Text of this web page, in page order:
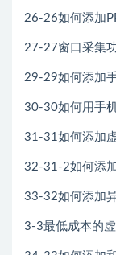
26-26如何添加
27-27窗口采集
29-29如何添加
30-30如何用手
31-31如何添加
32-31-2如何添
33-32如何添加
3-3最低成本的虚